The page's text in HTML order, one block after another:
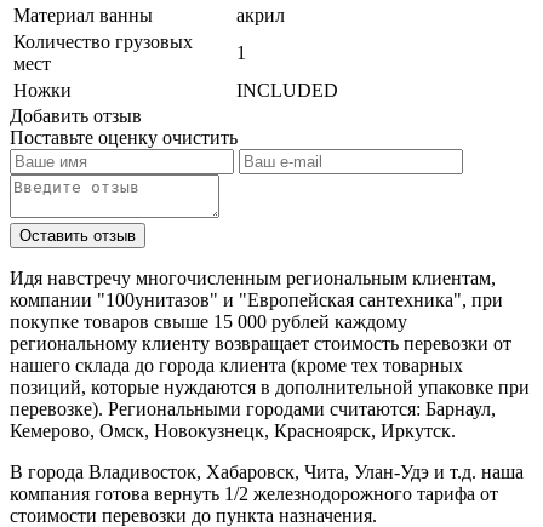
Материал ванны
акрил
Количество грузовых
мест
1
Ножки
INCLUDED
Добавить отзыв
Поставьте оценку очистить
Идя навстречу многочисленным региональным клиентам,
компании "100унитазов" и "Европейская сантехника", при
покупке товаров свыше 15 000 рублей каждому
региональному клиенту возвращает стоимость перевозки от
нашего склада до города клиента (кроме тех товарных
позиций, которые нуждаются в дополнительной упаковке при
перевозке). Региональными городами считаются: Барнаул,
Кемерово, Омск, Новокузнецк, Красноярск, Иркутск.
В города Владивосток, Хабаровск, Чита, Улан-Удэ и т.д. наша
компания готова вернуть 1/2 железнодорожного тарифа от
стоимости перевозки до пункта назначения.